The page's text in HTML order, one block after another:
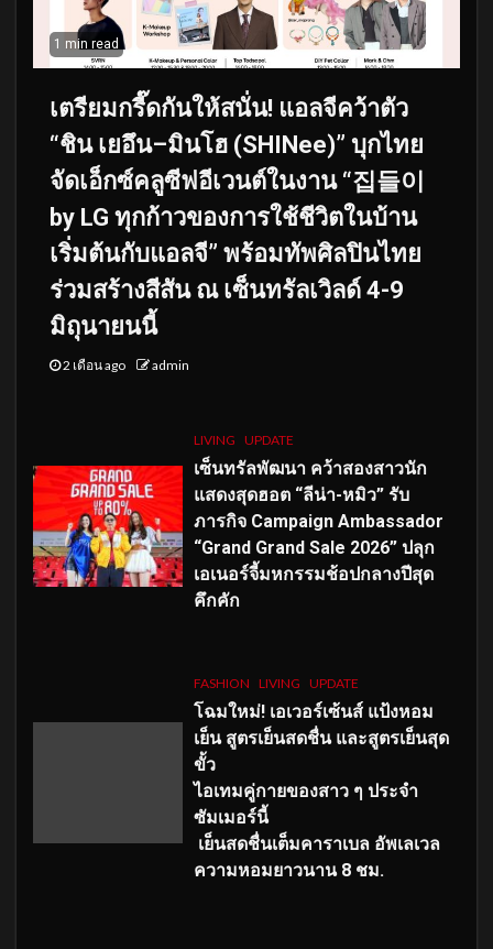
1 min read
เตรียมกรี๊ดกันให้สนั่น! แอลจีคว้าตัว
“ชิน เยอึน–มินโฮ (SHINee)” บุกไทย
จัดเอ็กซ์คลูซีฟอีเวนต์ในงาน “집들이
by LG ทุกก้าวของการใช้ชีวิตในบ้าน
เริ่มต้นกับแอลจี” พร้อมทัพศิลปินไทย
ร่วมสร้างสีสัน ณ เซ็นทรัลเวิลด์ 4-9
มิถุนายนนี้
2 เดือน ago admin
LIVING UPDATE
เซ็นทรัลพัฒนา คว้าสองสาวนัก
แสดงสุดฮอต “ลีน่า-หมิว” รับ
ภารกิจ Campaign Ambassador
“Grand Grand Sale 2026” ปลุก
เอเนอร์จี้มหกรรมช้อปกลางปีสุด
คึกคัก
FASHION LIVING UPDATE
โฉมใหม่! เอเวอร์เซ้นส์ แป้งหอม
เย็น สูตรเย็นสดชื่น และสูตรเย็นสุด
ขั้ว
ไอเทมคู่กายของสาว ๆ ประจำ
ซัมเมอร์นี้
เย็นสดชื่นเต็มคาราเบล อัพเลเวล
ความหอมยาวนาน 8 ชม.